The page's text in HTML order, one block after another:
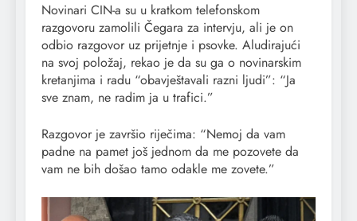
Novinari CIN-a su u kratkom telefonskom
razgovoru zamolili Čegara za intervju, ali je on
odbio razgovor uz prijetnje i psovke. Aludirajući
na svoj položaj, rekao je da su ga o novinarskim
kretanjima i radu “obavještavali razni ljudi”: “Ja
sve znam, ne radim ja u trafici.”
Razgovor je završio riječima: “Nemoj da vam
padne na pamet još jednom da me pozovete da
vam ne bih došao tamo odakle me zovete.”